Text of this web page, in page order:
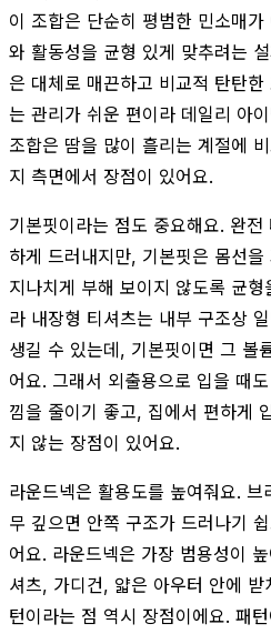
이 조합은 단순히 평범한 민소매
와 활동성을 균형 있게 맞추려는
은 대체로 매끈하고 비교적 탄탄
는 관리가 쉬운 편이라 데일리 아
조합은 땀을 많이 흘리는 계절에
지 측면에서 장점이 있어요.
기본핏이라는 점도 중요해요. 완
하게 드러내지만, 기본핏은 몸선
지나치게 부해 보이지 않도록 균
라 내장형 티셔츠는 내부 구조상
생길 수 있는데, 기본핏이면 그 볼
어요. 그래서 외출용으로 입을 때
낌을 줄이기 좋고, 집에서 편하게
지 않는 장점이 있어요.
라운드넥은 활용도를 높여줘요.
무 깊으면 안쪽 구조가 드러나기
어요. 라운드넥은 가장 범용성이
셔츠, 가디건, 얇은 아우터 안에
턴이라는 점 역시 장점이에요. 패